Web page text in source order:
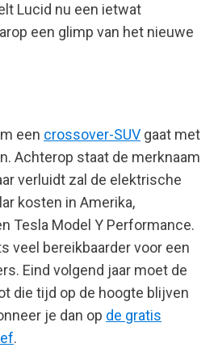
Lucid nu een ietwat
een glimp van het nieuwe
een crossover-SUV gaat met
Achterop staat de merknaam
verluidt zal de elektrische
kosten in Amerika,
Tesla Model Y Performance.
veel bereikbaarder voor een
Eind volgend jaar moet de
die tijd op de hoogte blijven
je dan op de gratis
.